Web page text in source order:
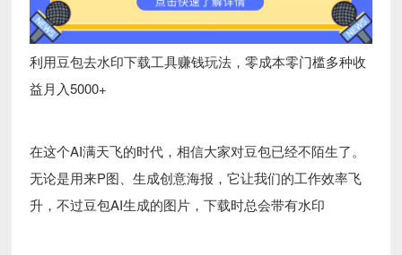
利用豆包去水印下载工具赚钱玩法，零成本零门槛多种收
益月入5000+
在这个AI满天飞的时代，相信大家对豆包已经不陌生了。
无论是用来P图、生成创意海报，它让我们的工作效率飞
升，不过豆包AI生成的图片，下载时总会带有水印